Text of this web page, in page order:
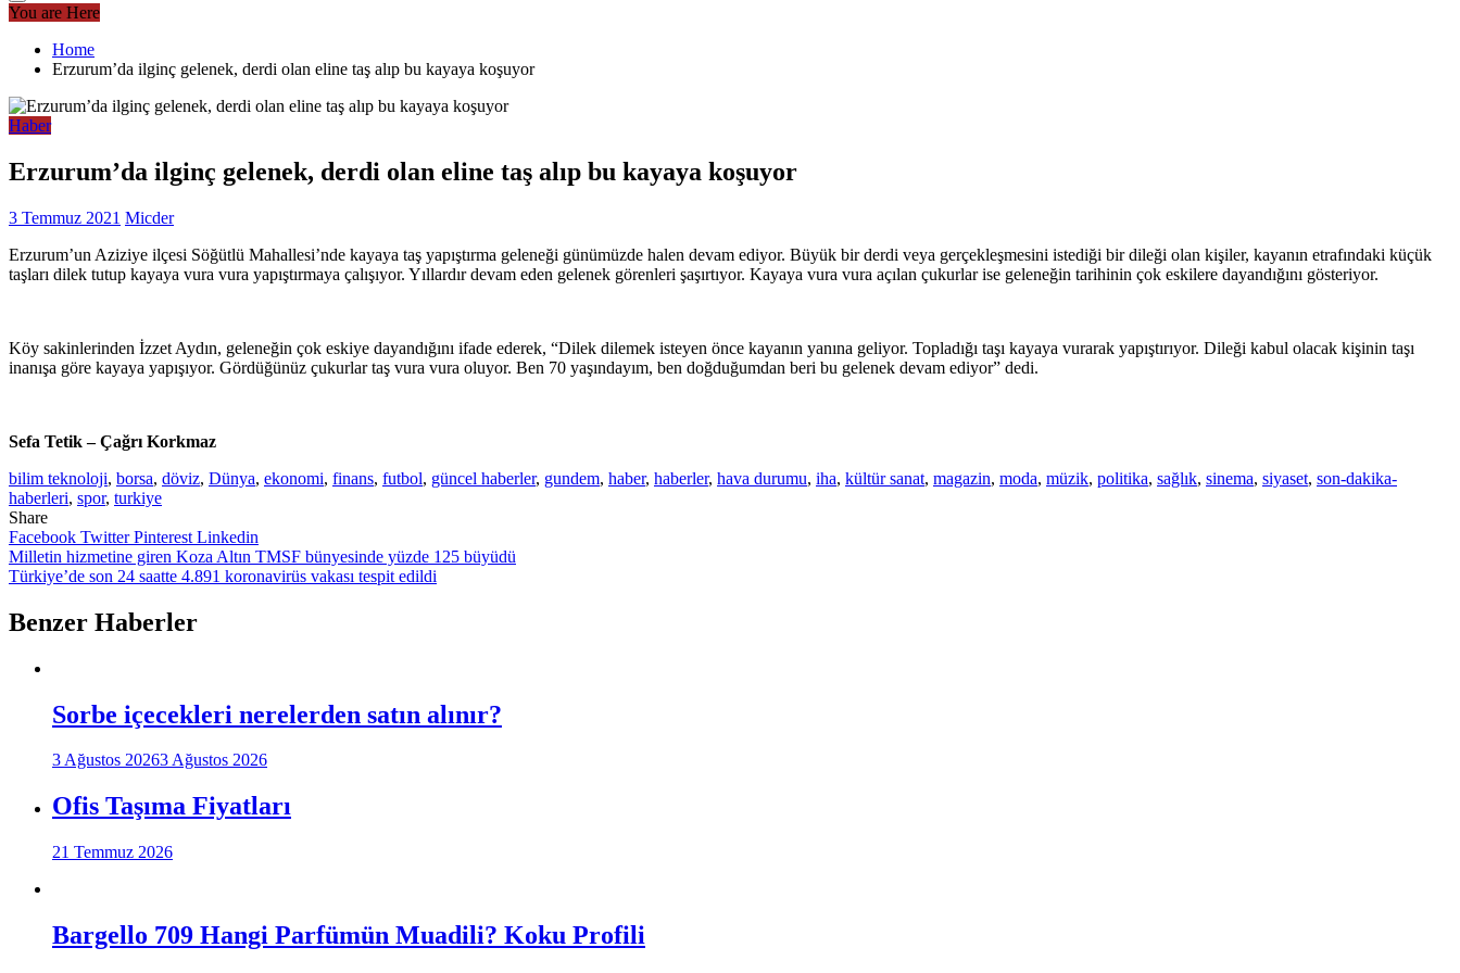
You are Here
Home
Erzurum’da ilginç gelenek, derdi olan eline taş alıp bu kayaya koşuyor
Haber
Erzurum’da ilginç gelenek, derdi olan eline taş alıp bu kayaya koşuyor
3 Temmuz 2021 Micder
Erzurum’un Aziziye ilçesi Söğütlü Mahallesi’nde kayaya taş yapıştırma geleneği günümüzde halen devam ediyor. Büyük bir derdi veya gerçekleşmesini istediği bir dileği olan kişiler, kayanın etrafındaki küçük
taşları dilek tutup kayaya vura vura yapıştırmaya çalışıyor. Yıllardır devam eden gelenek görenleri şaşırtıyor. Kayaya vura vura açılan çukurlar ise geleneğin tarihinin çok eskilere dayandığını gösteriyor.
Köy sakinlerinden İzzet Aydın, geleneğin çok eskiye dayandığını ifade ederek, “Dilek dilemek isteyen önce kayanın yanına geliyor. Topladığı taşı kayaya vurarak yapıştırıyor. Dileği kabul olacak kişinin taşı
inanışa göre kayaya yapışıyor. Gördüğünüz çukurlar taş vura vura oluyor. Ben 70 yaşındayım, ben doğduğumdan beri bu gelenek devam ediyor” dedi.
Sefa Tetik – Çağrı Korkmaz
bilim teknoloji, borsa, döviz, Dünya, ekonomi, finans, futbol, güncel haberler, gundem, haber, haberler, hava durumu, iha, kültür sanat, magazin, moda, müzik, politika, sağlık, sinema, siyaset, son-dakika-
haberleri, spor, turkiye
Share
Facebook TwitterPinterest Linkedin
Yazı
gezinmesi
Milletin hizmetine giren Koza Altın TMSF bünyesinde yüzde 125 büyüdü
Türkiye’de son 24 saatte 4.891 koronavirüs vakası tespit edildi
Benzer Haberler
Sorbe içecekleri nerelerden satın alınır?
3 Ağustos 20263 Ağustos 2026
Ofis Taşıma Fiyatları
21 Temmuz 2026
Bargello 709 Hangi Parfümün Muadili? Koku Profili